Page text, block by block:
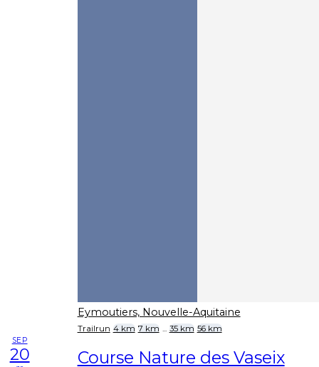
Eymoutiers, Nouvelle-Aquitaine
Trailrun 4 km 7 km 35 km 56 km
SEP
20 Course Nature des Vaseix